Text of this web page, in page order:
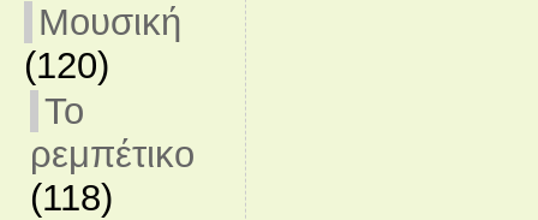
Μουσική
(120)
Το
ρεμπέτικο
(118)